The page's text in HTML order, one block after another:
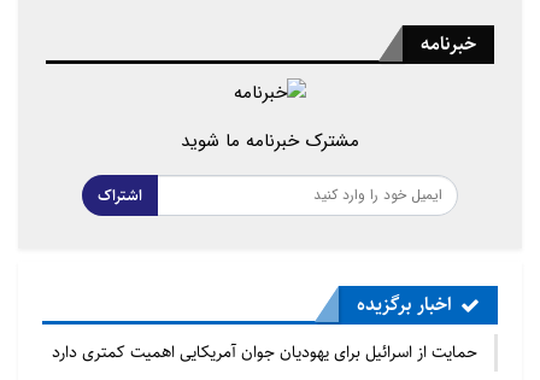
خبرنامه
مشترک خبرنامه ما شوید
اشتراک
اخبار برگزیده
حمایت از اسرائیل برای یهودیان جوان آمریکایی اهمیت کمتری دارد